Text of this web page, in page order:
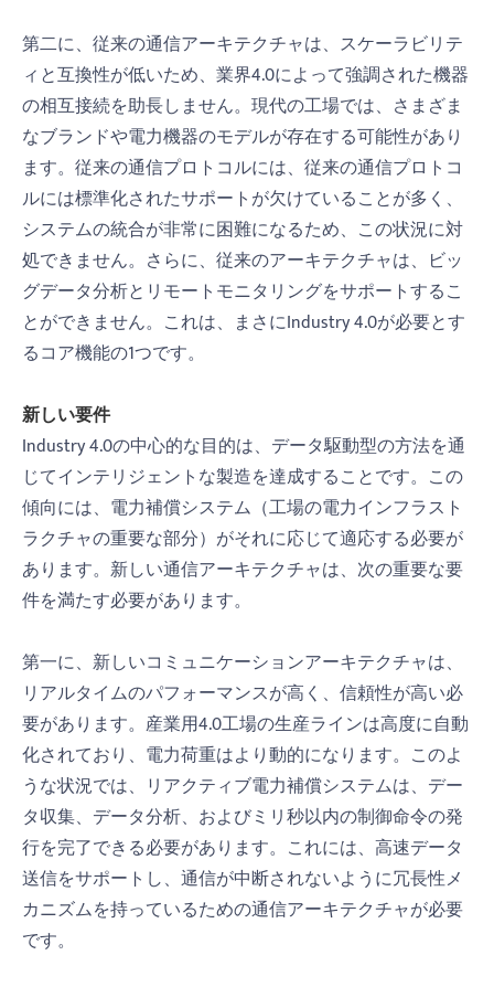
第二に、従来の通信アーキテクチャは、スケーラビリテ
ィと互換性が低いため、業界4.0によって強調された機器
の相互接続を助長しません。現代の工場では、さまざま
なブランドや電力機器のモデルが存在する可能性があり
ます。従来の通信プロトコルには、従来の通信プロトコ
ルには標準化されたサポートが欠けていることが多く、
システムの統合が非常に困難になるため、この状況に対
処できません。さらに、従来のアーキテクチャは、ビッ
グデータ分析とリモートモニタリングをサポートするこ
とができません。これは、まさにIndustry 4.0が必要とす
るコア機能の1つです。
新しい要件
Industry 4.0の中心的な目的は、データ駆動型の方法を通
じてインテリジェントな製造を達成することです。この
傾向には、電力補償システム（工場の電力インフラスト
ラクチャの重要な部分）がそれに応じて適応する必要が
あります。新しい通信アーキテクチャは、次の重要な要
件を満たす必要があります。
第一に、新しいコミュニケーションアーキテクチャは、
リアルタイムのパフォーマンスが高く、信頼性が高い必
要があります。産業用4.0工場の生産ラインは高度に自動
化されており、電力荷重はより動的になります。このよ
うな状況では、リアクティブ電力補償システムは、デー
タ収集、データ分析、およびミリ秒以内の制御命令の発
行を完了できる必要があります。これには、高速データ
送信をサポートし、通信が中断されないように冗長性メ
カニズムを持っているための通信アーキテクチャが必要
です。